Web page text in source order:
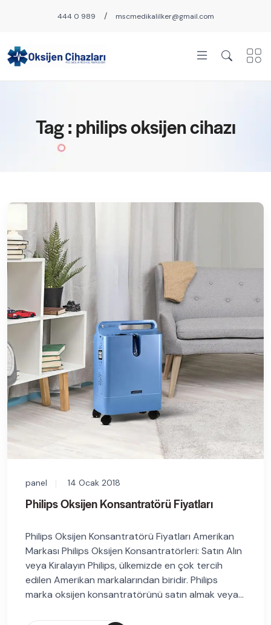
444 0 989 / mscmedikalilker@gmail.com
Tag : philips oksijen cihazı
panel 14 Ocak 2018
Philips Oksijen Konsantratörü Fiyatları
Philips Oksijen Konsantratörü Fiyatları Amerikan
Markası Philips Oksijen Konsantratörleri: Satın Alın
veya Kiralayın Philips, ülkemizde en çok tercih
edilen Amerikan markalarından biridir. Philips
marka oksijen konsantratörünü satın almak veya...